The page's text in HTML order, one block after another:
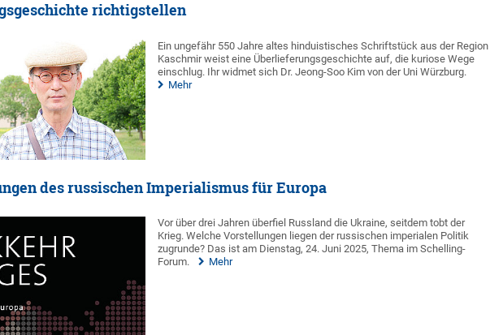
richtigstellen
Ein ungefähr 550 Jahre altes hinduistisches Schriftstück aus der Region
Kaschmir weist eine Überlieferungsgeschichte auf, die kuriose Wege
einschlug. Ihr widmet sich Dr. Jeong-Soo Kim von der Uni Würzburg.
Mehr
des russischen Imperialismus für Europa
Vor über drei Jahren überfiel Russland die Ukraine, seitdem tobt der
Krieg. Welche Vorstellungen liegen der russischen imperialen Politik
zugrunde? Das ist am Dienstag, 24. Juni 2025, Thema im Schelling-
Forum.
Mehr